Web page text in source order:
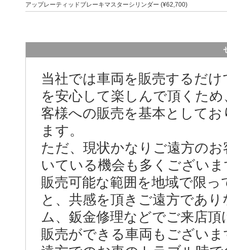
アップレーティッドブレーキマスターシリンダー (¥62,700)
当社では車両を販売するだ
を安心して楽しんで頂くた
客様への販売を基本として
ます。
ただ、現状かなりご遠方の
いている機会も多くござい
販売可能な範囲を地域で限
と、共感を頂きご遠方であ
ム、鈑金修理などでご来店
販売ができる車両もございま